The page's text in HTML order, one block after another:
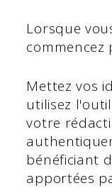
Lorsque
Mettez vos
utilisez
votre
bénéficiant
apportées